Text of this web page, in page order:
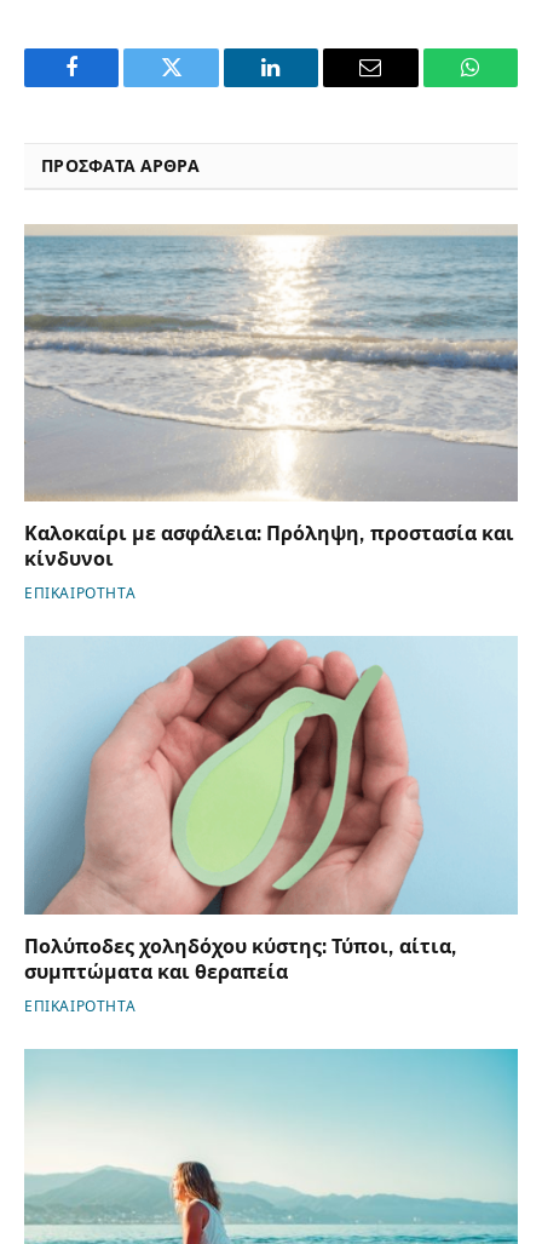
Facebook Twitter LinkedIn Email
ΠΡΟΣΦΑΤΑ ΑΡΘΡΑ
Καλοκαίρι με ασφάλεια: Πρόληψη, προστασία και
κίνδυνοι
ΕΠΙΚΑΙΡΟΤΗΤΑ
Πολύποδες χοληδόχου κύστης: Τύποι, αίτια,
συμπτώματα και θεραπεία
ΕΠΙΚΑΙΡΟΤΗΤΑ